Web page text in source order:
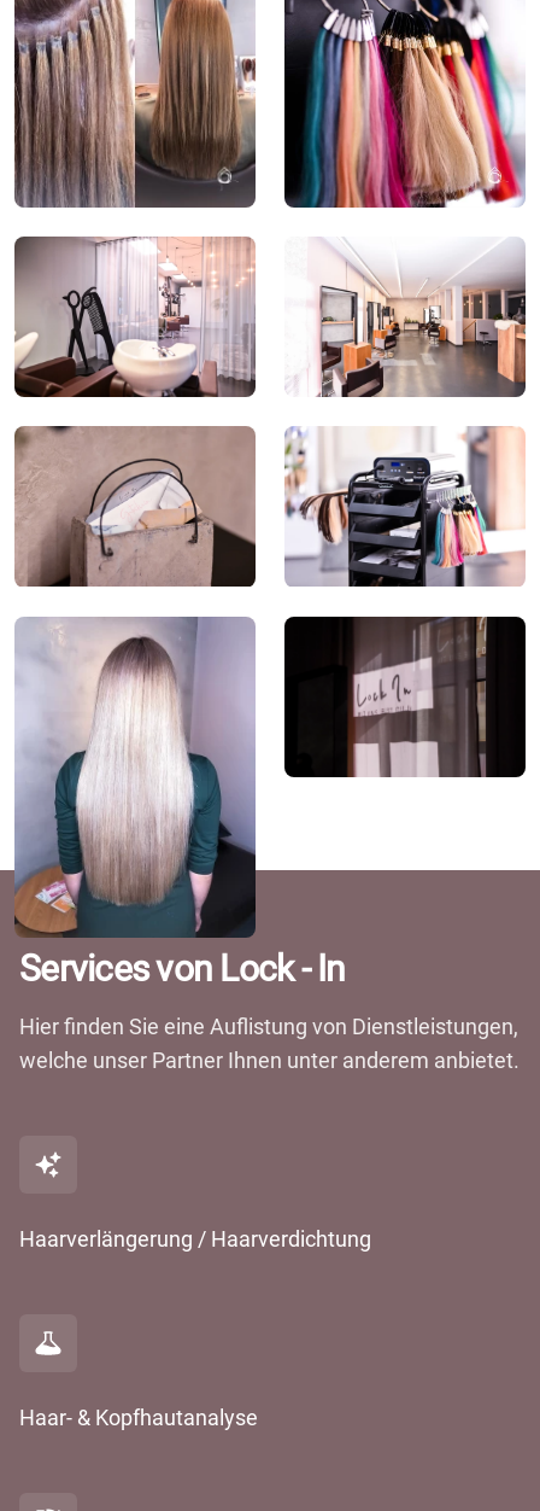
Services von Lock - In
Hier finden Sie eine Auflistung von Dienstleistungen,
welche unser Partner Ihnen unter anderem anbietet.
Haarverlängerung / Haarverdichtung
Haar- & Kopfhautanalyse